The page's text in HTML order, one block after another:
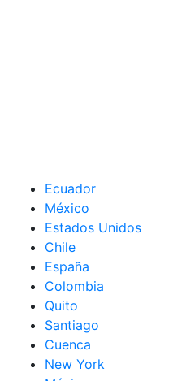
Ecuador
México
Estados Unidos
Chile
España
Colombia
Quito
Santiago
Cuenca
New York